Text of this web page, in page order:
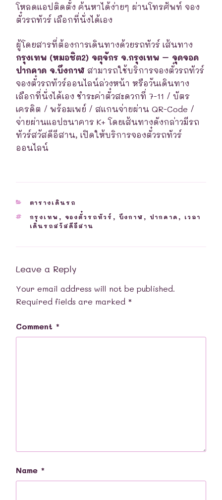
โหลดแอปติดตั้ง ค้นหาได้ง่ายๆ ผ่านโทรศัพท์ จอง
ตั๋วรถทัวร์ เลือกที่นั่งได้เอง
ผู้โดยสารที่ต้องการเดินทางด้วยรถทัวร์ เส้นทาง
กรุงเทพ (หมอชิต2) จตุจักร จ.กรุงเทพ – จุดจอด
ปากคาด จ.บึงกาฬ สามารถใช้บริการจองตั๋วรถทัวร์
จองตั๋วรถทัวร์ออนไลน์ล่วงหน้า หรือวันเดินทาง
เลือกที่นั่งได้เอง ชำระค่าตั๋วสะดวกที่ 7-11 / บัตร
เครดิต / พร้อมเพย์ / สแกนจ่ายผ่าน QR-Code /
จ่ายผ่านแอปธนาคาร K+ โดยเส้นทางดังกล่าวมีรถ
ทัวร์สวัสดีอีสาน, เปิดให้บริการจองตั๋วรถทัวร์
ออนไลน์
CATEGORIES
ตารางเดินรถ
TAGS
กรุงเทพ , จองตั๋วรถทัวร์ , บึงกาฬ , ปากคาด , เวลา
เดินรถสวัสดีอีสาน
Leave a Reply
Your email address will not be published.
Required fields are marked *
Comment *
Name *